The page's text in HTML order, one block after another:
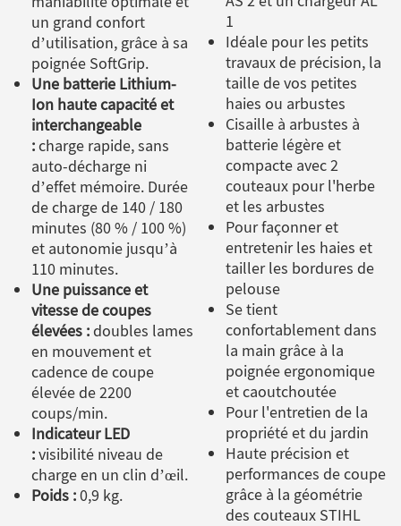
un grand confort
d’utilisation, grâce à sa
poignée SoftGrip.
Une batterie Lithium-
Ion haute capacité et
interchangeable
:charge rapide, sans
auto-décharge ni
d’effet mémoire. Durée
de charge de 140 / 180
minutes (80 % / 100 %)
et autonomie jusqu’à
110 minutes.
Une puissance et
vitesse de coupes
élevées :doubles lames
en mouvement et
cadence de coupe
élevée de 2200
coups/min.
Indicateur LED
:visibilité niveau de
charge en un clin d’œil.
Poids :0,9 kg.
1
Idéale pour les petits
travaux de précision, la
taille de vos petites
haies ou arbustes
Cisaille à arbustes à
batterie légère et
compacte avec 2
couteaux pour l'herbe
et les arbustes
Pour façonner et
entretenir les haies et
tailler les bordures de
pelouse
Se tient
confortablement dans
la main grâce à la
poignée ergonomique
et caoutchoutée
Pour l'entretien de la
propriété et du jardin
Haute précision et
performances de coupe
grâce à la géométrie
des couteaux STIHL